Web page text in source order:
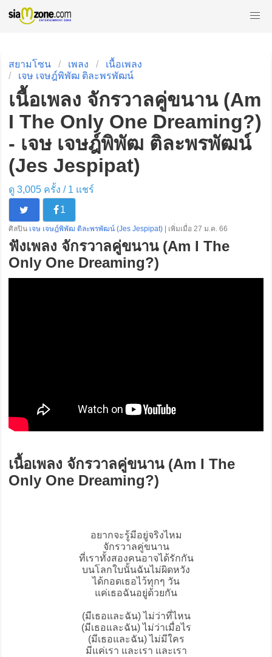
สยามโซน เพลง
เนื้อเพลง
เจษ เจษฎ์พิพัฒ ติละพรพัฒน์
เนื้อเพลง จักรวาลคู่ขนาน (Am
I The Only One Dreaming?)
- เจษ เจษฎ์พิพัฒ ติละพรพัฒน์
(Jes Jespipat)
ดู 3,005 ครั้ง / 1 แชร์
1
ศิลปิน เจษ เจษฎ์พิพัฒ ติละพรพัฒน์ (Jes Jespipat) | เพิ่มเมื่อ 27 ม.ค. 66
ฟังเพลง จักรวาลคู่ขนาน (Am I The
Only One Dreaming?)
เนื้อเพลง จักรวาลคู่ขนาน (Am I The
Only One Dreaming?)
อยากจะรู้มีอยู่จริงไหม
จักรวาลคู่ขนาน
ที่เราทั้งสองคนอาจได้รักกัน
บนโลกใบนั้นฉันไม่ผิดหวัง
ได้กอดเธอไว้ทุกๆ วัน
แค่เธอฉันอยู่ด้วยกัน
(มีเธอและฉัน) ไม่ว่าที่ไหน
(มีเธอและฉัน) ไม่ว่าเมื่อไร
(มีเธอและฉัน) ไม่มีใคร
มีแค่เรา และเรา และเรา